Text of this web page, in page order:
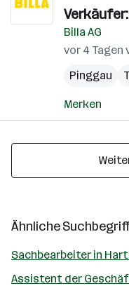
Billa AG
vor 4
Pinggau
Merken
Ähnliche
Sachbearbeiter in
Assistent der